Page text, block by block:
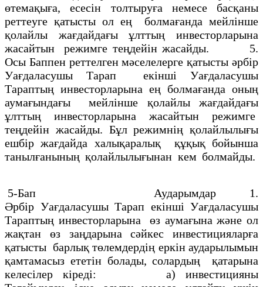
өтемақыға, есесiн толтыруға немесе басқаны
реттеуге қатысты ол ең болмағанда мейлiнше
қолайлы жағдайдағы ұлттың инвесторларына
жасайтын режимге теңдейiн жасайды. 5.
Осы Баппен реттелген мәселелерге қатысты әрбiр
Уағдаласушы Тарап екiншi Уағдаласушы
Тараптың инвесторларына ең болмағанда оның
аумағындағы мейлiнше қолайлы жағдайдағы
ұлттың инвесторларына жасайтын режимге
теңдейiн жасайды. Бұл режимнiң қолайлылығы
ешбiр жағдайда халықаралық құқық бойынша
танылғанының қолайлылығынан кем болмайды.
5-Бап Аударымдар 1.
Әрбiр Уағдаласушы Тарап екiншi Уағдаласушы
Тараптың инвесторларына өз аумағына және ол
жақтан өз заңдарына сәйкес инвестицияларға
қатысты барлық төлемдердiң еркiн аударылымын
қамтамасыз ететiн болады, солардың қатарына
келесiлер кiредi: а) инвестицияны